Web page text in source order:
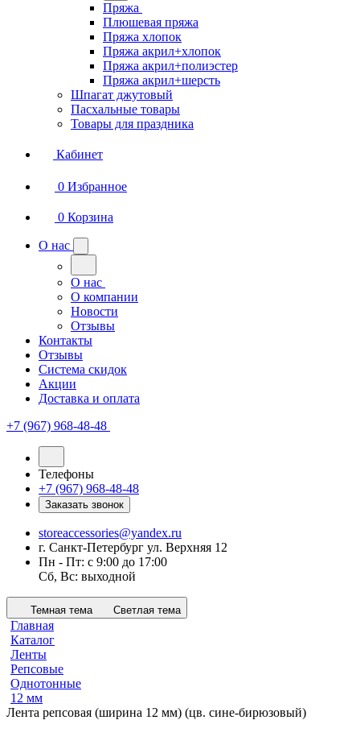
Пряжа
Плюшевая пряжа
Пряжа хлопок
Пряжа акрил+хлопок
Пряжа акрил+полиэстер
Пряжа акрил+шерсть
Шпагат джутовый
Пасхальные товары
Товары для праздника
Кабинет
0 Избранное
0 Корзина
О нас
О нас
О компании
Новости
Отзывы
Контакты
Отзывы
Система скидок
Акции
Доставка и оплата
+7 (967) 968-48-48
Телефоны
+7 (967) 968-48-48
Заказать звонок
storeaccessories@yandex.ru
г. Санкт-Петербург ул. Верхняя 12
Пн - Пт: с 9:00 до 17:00
Сб, Вс: выходной
Темная тема Светлая тема
Главная
Каталог
Ленты
Репсовые
Однотонные
12 мм
Лента репсовая (ширина 12 мм) (цв. сине-бирюзовый)